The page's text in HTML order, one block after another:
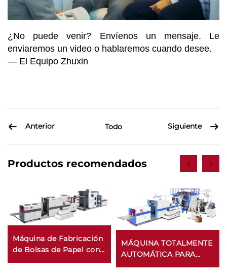
¿No puede venir? Envíenos un mensaje. Le
enviaremos un video o hablaremos cuando desee.
— El Equipo Zhuxin
Anterior Todo Siguiente
Productos recomendados
Máquina de Fabricación
de Bolsas de Papel con
Fondo Cuadrado con
MÁQUINA TOTALMENTE
AUTOMÁTICA PARA
BOLSAS DE PAPEL CON